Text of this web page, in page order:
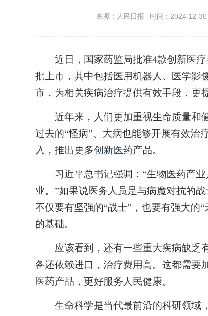
来源：人民日报 时间：2024-12-
近日，国家药监局批准4款创新医疗
批上市，其中包括医用机器人、医学影
市，为相关疾病治疗提供有效手段，更
近年来，人们更加重视生命质量和
过去的“怪病”、大病也能够开展有效治
入，推出更多创新医药产品。
习近平总书记强调：“生物医药产业
业。”如果说医务人员是与病魔对抗的
不仅要有坚强的“战士”，也要有强大的
的基础。
应该看到，还有一些重大疾病缺乏
备还依赖进口，治疗费用高。这都需要
医药产品，更好服务人民健康。
生命科学是当代最前沿的科研领域，